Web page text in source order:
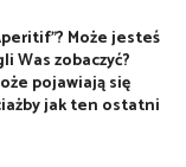
Może jesteś
Was zobaczyć?
pojawiają się
jak ten ostatni